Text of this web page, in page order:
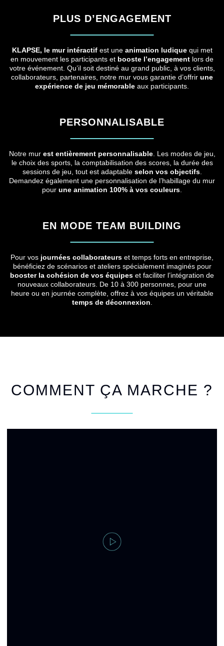
PLUS D’ENGAGEMENT
KLAPSE, le mur intéractifest une animation ludiquequi met
en mouvement les participants et booste l’engagement lors de
votre événement. Qu’il soit destiné au grand public, à vos clients,
collaborateurs, partenaires, notre mur vous garantie d’offrir une
expérience de jeu mémorable aux participants.
PERSONNALISABLE
Notre mur est entièrement personnalisable. Les modes de jeu,
le choix des sports, la comptabilisation des scores, la durée des
sessions de jeu, tout est adaptable selon vos objectifs.
Demandez également une personnalisation de l’habillage du mur
pour une animation 100% à vos couleurs
EN MODE TEAM BUILDING
Pour vos journées collaborateurs et temps forts en entreprise,
bénéficiez de scénarios et ateliers spécialement imaginés pour
booster la cohésion de vos équipes et faciliter l’intégration de
nouveaux collaborateurs. De 10 à 300 personnes, pour une
heure ou en journée complète, offrez à vos équipes un véritable
temps de déconnexion
COMMENT ÇA MARCHE ?